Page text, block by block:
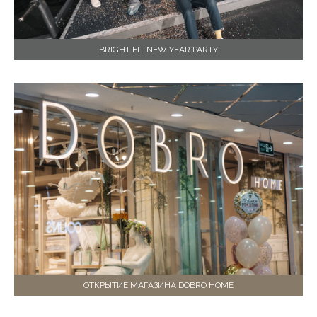
BRIGHT FIT NEW YEAR PARTY
ОТКРЫТИЕ МАГАЗИНА DOBRO HOME